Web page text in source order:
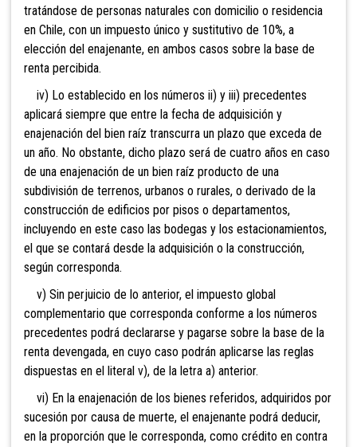
tratándose de personas naturales con domicilio o residencia
en Chile, con un impuesto único y sustitutivo de 10%, a
elección del enajenante, en ambos casos sobre la base de
renta percibida.
iv) Lo establecido en los números ii) y iii) precedentes
aplicará siempre que entre la fecha de adquisición y
enajenación del bien raíz transcurra un plazo que exceda de
un año. No obstante, dicho plazo será de cuatro años en caso
de una enajenación de un bien raíz producto de una
subdivisión de terrenos, urbanos o rurales, o derivado de la
construcción de edificios por pisos o departamentos,
incluyendo en este caso las bodegas y los estacionamientos,
el que se contará desde la adquisición o la construcción,
según corresponda.
v) Sin perjuicio de lo anterior, el impuesto global
complementario que corresponda conforme a los números
precedentes podrá declararse y pagarse sobre la base de la
renta devengada, en cuyo caso podrán aplicarse las reglas
dispuestas en el literal v), de la letra a) anterior.
vi) En la enajenación de los bienes referidos, adquiridos por
sucesión por causa de muerte, el enajenante podrá deducir,
en la proporción que le corresponda, como crédito en contra